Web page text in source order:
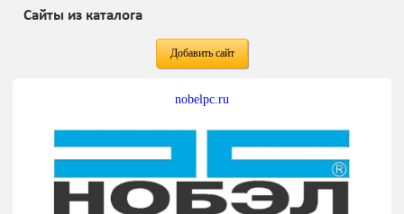
Сайты из каталога
Добавить сайт
nobelpc.ru